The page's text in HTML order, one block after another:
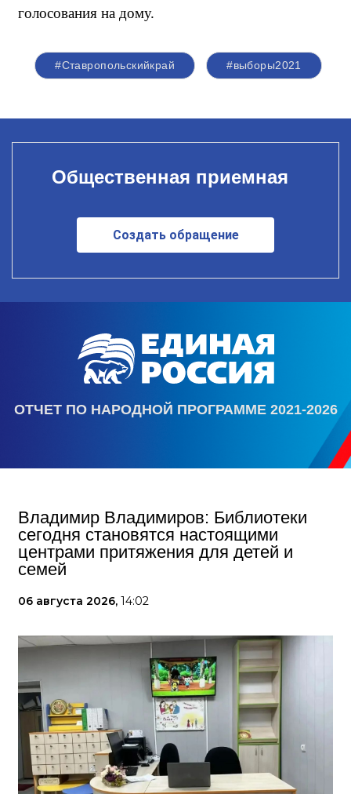
голосования на дому.
#Ставропольскийкрай #выборы2021
Общественная приемная
Создать обращение
ОТЧЕТ ПО НАРОДНОЙ ПРОГРАММЕ 2021-2026
Владимир Владимиров: Библиотеки
сегодня становятся настоящими
центрами притяжения для детей и
семей
06 августа 2026, 14:02